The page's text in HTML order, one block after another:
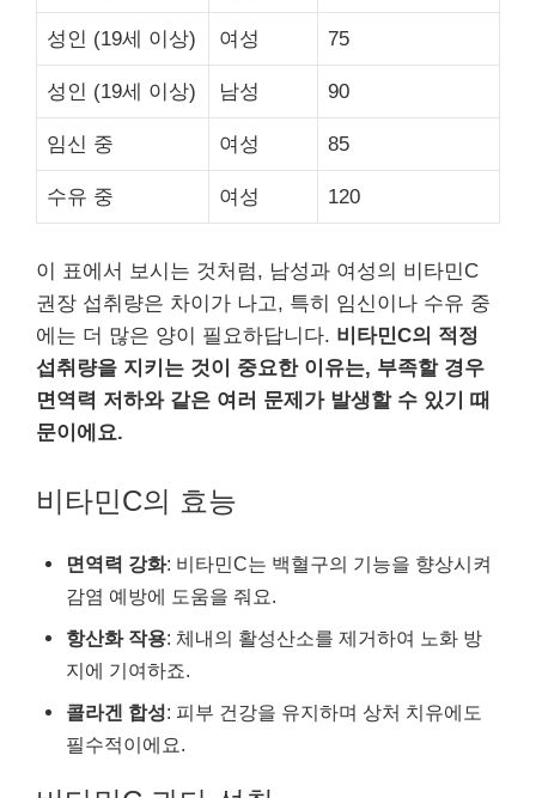
성인 (19세 이상) 여성 75
성인 (19세 이상) 남성 90
임신 중 여성 85
수유 중 여성 120
이 표에서 보시는 것처럼, 남성과 여성의 비타민C
권장 섭취량은 차이가 나고, 특히 임신이나 수유 중
에는 더 많은 양이 필요하답니다. 비타민C의 적정
섭취량을 지키는 것이 중요한 이유는, 부족할 경우
면역력 저하와 같은 여러 문제가 발생할 수 있기 때
문이에요.
비타민C의 효능
면역력 강화: 비타민C는 백혈구의 기능을 향상시켜
감염 예방에 도움을 줘요.
항산화 작용: 체내의 활성산소를 제거하여 노화 방
지에 기여하죠.
콜라겐 합성: 피부 건강을 유지하며 상처 치유에도
필수적이에요.